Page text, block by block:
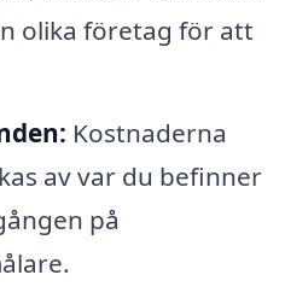
olika företag för att
Kostnaderna
av var du befinner
på